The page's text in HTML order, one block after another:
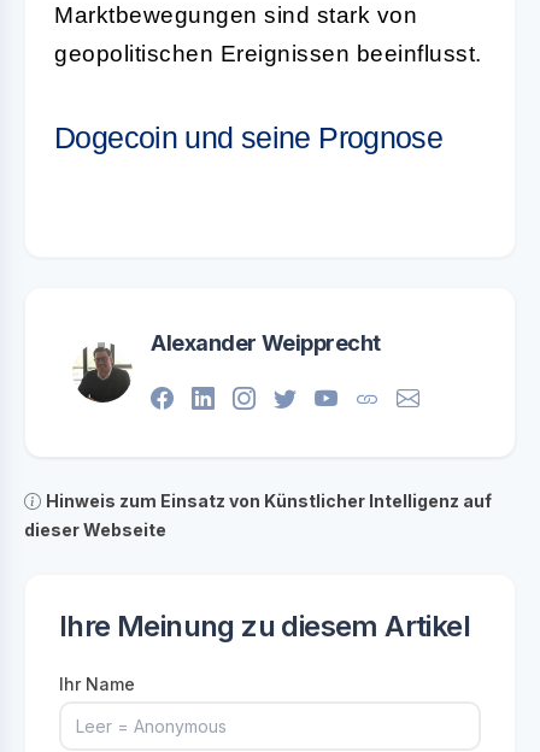
Marktbewegungen sind stark von
geopolitischen Ereignissen beeinflusst.
Dogecoin und seine Prognose
Alexander Weipprecht
Hinweis zum Einsatz von Künstlicher Intelligenz auf
dieser Webseite
Ihre Meinung zu diesem Artikel
Ihr Name